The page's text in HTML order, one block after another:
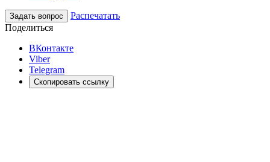
Задать вопрос
Распечатать
Поделиться
ВКонтакте
Viber
Telegram
Скопировать ссылку